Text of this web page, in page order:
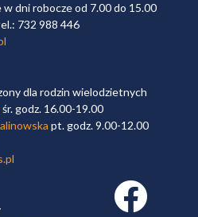
w dni robocze od 7.00 do 15.00
732 988 446
dla rodzin wielodzietnych
śr. godz. 16.00-19.00
pt. godz. 9.00-12.00
Facebook link